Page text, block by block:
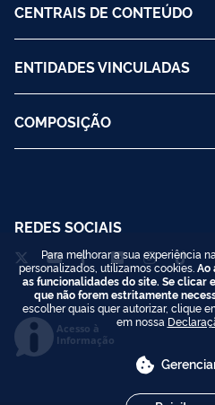
CENTRAIS DE CONTEÚDO
ENTIDADES VINCULADAS
COMPOSIÇÃO
REDES SOCIAIS
Acesso à
Informação
Para melhorar a sua experiência
personalizados, utilizamos cookies. Ao
as funcionalidades do site. Se clicar
que não forem estritamente
escolher quais quer autorizar, clique
em nossa